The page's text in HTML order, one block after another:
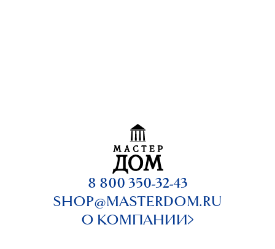
8 800 350-32-43
SHOP@MASTERDOM.RU
О КОМПАНИИ